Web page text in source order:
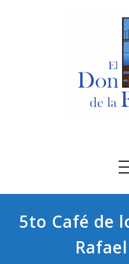
5to Café de